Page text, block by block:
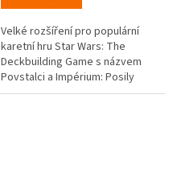
Velké rozšíření pro populární
karetní hru Star Wars: The
Deckbuilding Game s názvem
Povstalci a Impérium: Posily
přináší eskalaci galaktického